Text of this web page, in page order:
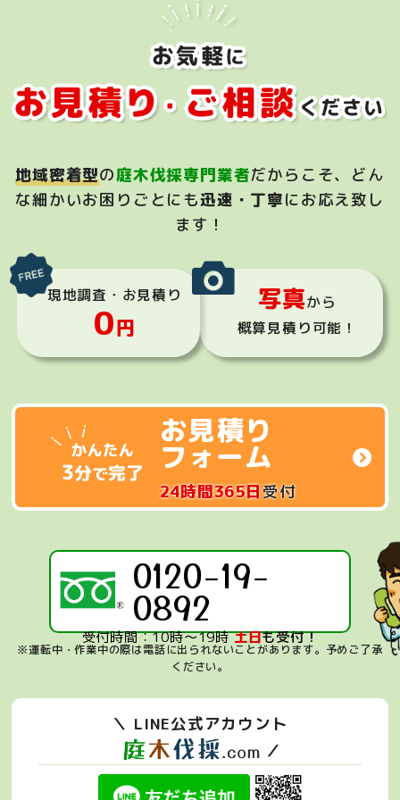
地域密着型の庭木伐採専門業者だからこそ、 どん
な細かいお困りごとにも迅速・丁寧にお応え致し
ます！
現地調査・お見積り
0円
写真から
概算見積り可能！
お見積り
フォーム
24時間365日受付
0120-19-
0892
受付時間：10時～19時 土日も受付！
※運転中・作業中の際は電話に出られないことがあります。 予めご了承
ください。
＼ LINE公式アカウント
／